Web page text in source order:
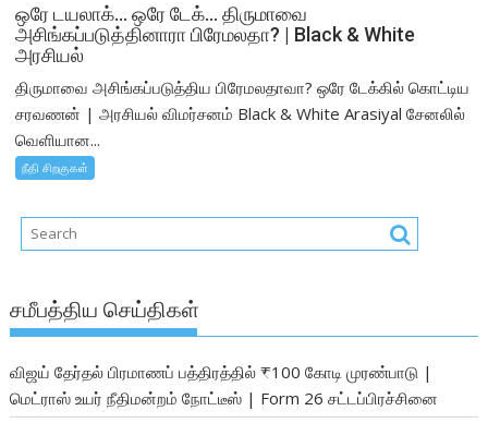
ஒரே டயலாக்… ஒரே டேக்… திருமாவை
அசிங்கப்படுத்தினாரா பிரேமலதா? | Black & White
அரசியல்
திருமாவை அசிங்கப்படுத்திய பிரேமலதாவா? ஒரே டேக்கில் கொட்டிய
சரவணன் | அரசியல் விமர்சனம் Black & White Arasiyal சேனலில்
வெளியான...
நீதி சிறகுகள்
சமீபத்திய செய்திகள்
விஜய் தேர்தல் பிரமாணப் பத்திரத்தில் ₹100 கோடி முரண்பாடு |
மெட்ராஸ் உயர் நீதிமன்றம் நோட்டீஸ் | Form 26 சட்டப்பிரச்சினை